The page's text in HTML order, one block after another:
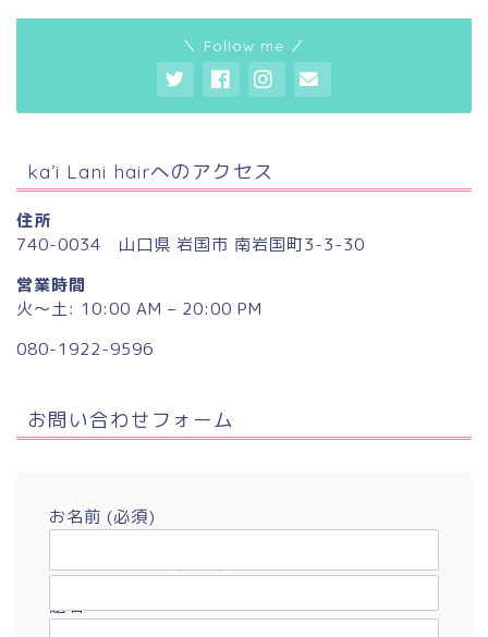
＼ Follow me ／
ka’i Lani hairへのアクセス
住所
740-0034 山口県 岩国市 南岩国町3-3-30
営業時間
火〜土: 10:00 AM – 20:00 PM
080-1922-9596
お問い合わせフォーム
お名前 (必須)
題名